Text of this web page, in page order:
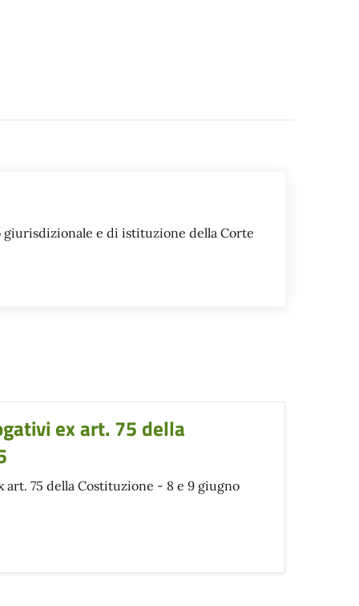
e di istituzione della Corte
ex art. 75 della
art. 75 della Costituzione - 8 e 9 giugno